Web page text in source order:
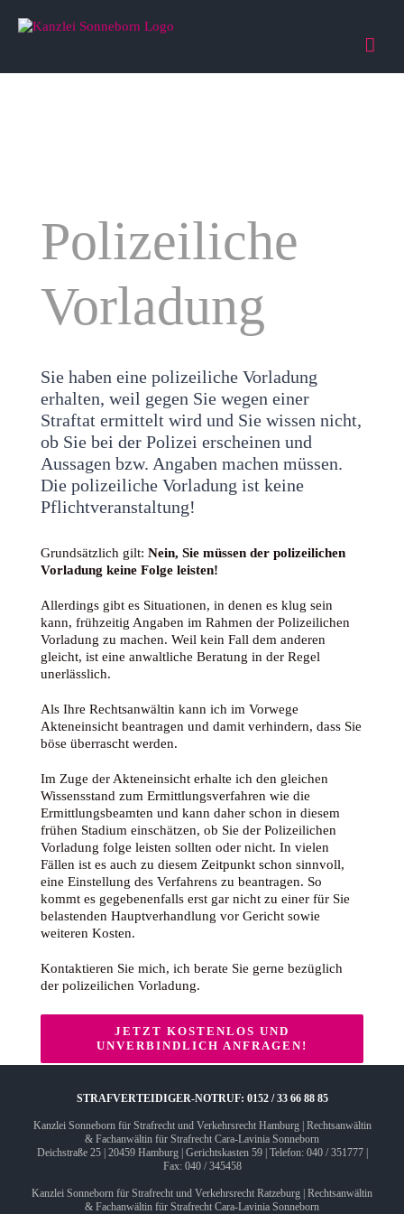
Inhalt
Polizeiliche
Vorladung
Sie haben eine polizeiliche Vorladung
erhalten, weil gegen Sie wegen einer
Straftat ermittelt wird und Sie wissen nicht,
ob Sie bei der Polizei erscheinen und
Aussagen bzw. Angaben machen müssen.
Die polizeiliche Vorladung ist keine
Pflichtveranstaltung!
Grundsätzlich gilt: Nein, Sie müssen der polizeilichen
Vorladung keine Folge leisten!
Allerdings gibt es Situationen, in denen es klug sein
kann, frühzeitig Angaben im Rahmen der Polizeilichen
Vorladung zu machen. Weil kein Fall dem anderen
gleicht, ist eine anwaltliche Beratung in der Regel
unerlässlich.
Als Ihre Rechtsanwältin kann ich im Vorwege
Akteneinsicht beantragen und damit verhindern, dass Sie
böse überrascht werden.
Im Zuge der Akteneinsicht erhalte ich den gleichen
Wissensstand zum Ermittlungsverfahren wie die
Ermittlungsbeamten und kann daher schon in diesem
frühen Stadium einschätzen, ob Sie der Polizeilichen
Vorladung folge leisten sollten oder nicht. In vielen
Fällen ist es auch zu diesem Zeitpunkt schon sinnvoll,
eine Einstellung des Verfahrens zu beantragen. So
kommt es gegebenenfalls erst gar nicht zu einer für Sie
belastenden Hauptverhandlung vor Gericht sowie
weiteren Kosten.
Kontaktieren Sie mich, ich berate Sie gerne bezüglich
der polizeilichen Vorladung.
JETZT KOSTENLOS UND
UNVERBINDLICH ANFRAGEN!
STRAFVERTEIDIGER-NOTRUF: 0152 / 33 66 88 85
Kanzlei Sonneborn für Strafrecht und Verkehrsrecht Hamburg | Rechtsanwältin
& Fachanwältin für Strafrecht Cara-Lavinia Sonneborn
Deichstraße 25 | 20459 Hamburg | Gerichtskasten 59 | Telefon: 040 / 351777 |
Fax: 040 / 345458
Kanzlei Sonneborn für Strafrecht und Verkehrsrecht Ratzeburg | Rechtsanwältin
& Fachanwältin für Strafrecht Cara-Lavinia Sonneborn